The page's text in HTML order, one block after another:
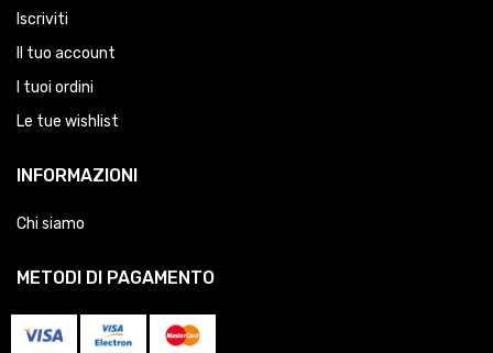
Iscriviti
Il tuo account
I tuoi ordini
Le tue wishlist
INFORMAZIONI
Chi siamo
METODI DI PAGAMENTO